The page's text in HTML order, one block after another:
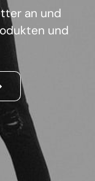
an und
und
ABSENDEN